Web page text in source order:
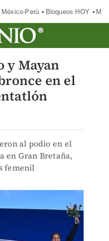
México-Perú Bloqueos HOY
y Mayan
en el
al podio en el
en Gran Bretaña,
femenil